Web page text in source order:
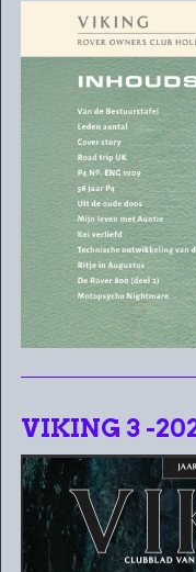
VIKING 3 -